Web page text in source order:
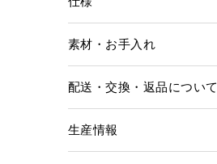
素材・お手入れ
配送・交換・返品について
生産情報